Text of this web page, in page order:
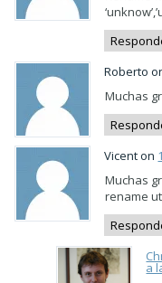
Roberto
Muchas
Vicent on
Muchas
rename
a